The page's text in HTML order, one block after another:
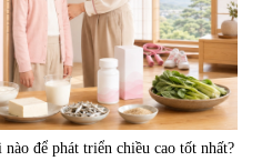
để phát triển chiều cao tốt nhất?